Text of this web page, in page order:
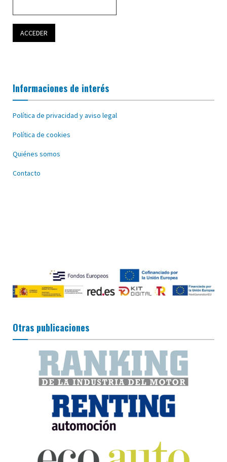
Informaciones de interés
Política de privacidad y aviso legal
Política de cookies
Quiénes somos
Contacto
Otras publicaciones